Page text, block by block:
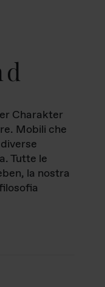
Charakter
Mobili che
Tutte le
la nostra